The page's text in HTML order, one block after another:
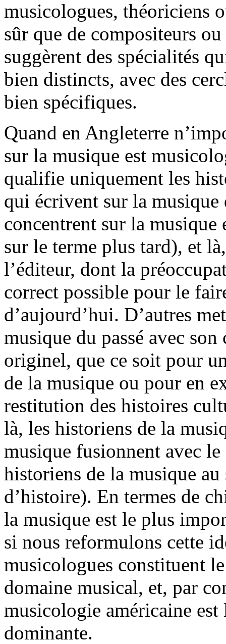
musicologues, théoriciens
sûr que de compositeurs
suggèrent des spécialités
bien distincts, avec des
bien spécifiques.
Quand en Angleterre
sur la musique est
qualifie uniquement les
qui écrivent sur la musique
concentrent sur la
sur le terme plus tard), et
l’éditeur, dont la
correct possible pour le
d’aujourd’hui. D’autres
musique du passé avec
originel, que ce soit pour
de la musique ou pour en
restitution des histoires
là, les historiens de la
musique fusionnent avec
historiens de la musique au
d’histoire). En termes de
la musique est le plus
si nous reformulons cette
musicologues constituent
domaine musical, et, par
musicologie américaine
dominante.